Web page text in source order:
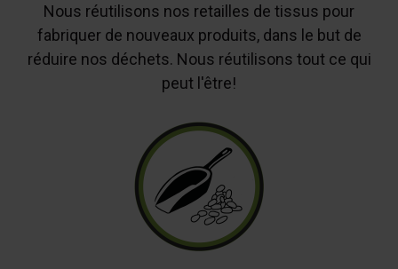
Nous réutilisons nos retailles de tissus pour
fabriquer de nouveaux produits, dans le but de
réduire nos déchets. Nous réutilisons tout ce qui
peut l'être!